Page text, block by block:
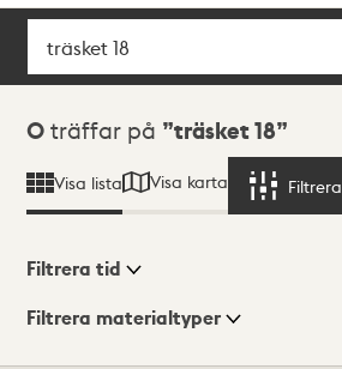
Sök
Sökresultat
0 träffar på träsket 18
Visa lista Visa karta Filtrera
Visningsläge
Filtrera tid
Filtrera materialtyper